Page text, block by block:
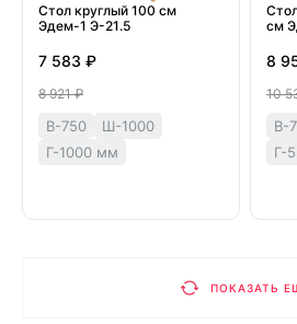
Стол круглый 100 см
Эдем-1 Э-21.5
7 583 ₽
8 921 ₽
В-750
Ш-1000
Г-1000 мм
см
8
10
В-
Г-
ПОКАЗАТЬ